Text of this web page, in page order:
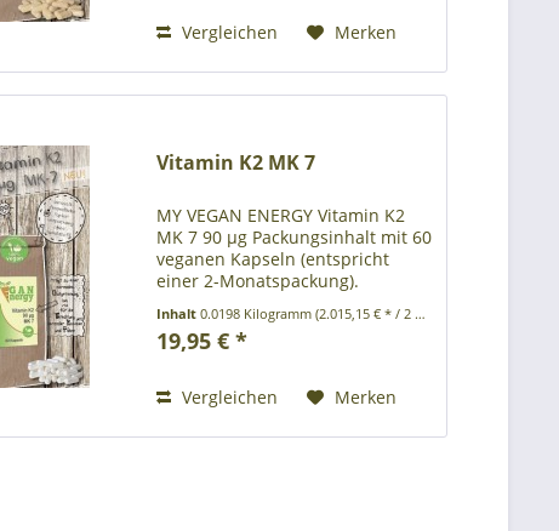
den B-Vitaminen.. Zutaten:...
Vergleichen Merken
Vitamin K2 MK 7
MY VEGAN ENERGY Vitamin K2
MK 7 90 µg Packungsinhalt mit 60
veganen Kapseln (entspricht
einer 2-Monatspackung).
Papierverpackung ohne
Kunststoff Produktbeschreibung:
dem Vitamin K 2...
Inhalt0.0198 Kilogramm(2.015,15 € * / 2 Kilogramm)
19,95 € *
Vergleichen Merken